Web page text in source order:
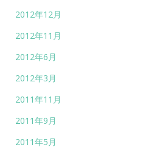
2012年12月
2012年11月
2012年6月
2012年3月
2011年11月
2011年9月
2011年5月